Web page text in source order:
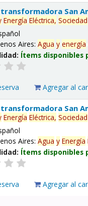
San
Energía Eléctrica, Sociedad
Aires:Agua y energía
Ítems
Agregar al
San
Energía Eléctrica, Sociedad
Aires:Agua y Energía
Ítems
Agregar al